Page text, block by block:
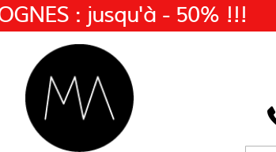
: jusqu'à - 50% !!!